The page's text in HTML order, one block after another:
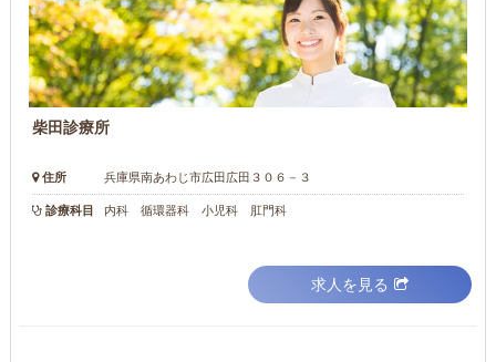
柴田診療所
住所 兵庫県南あわじ市広田広田３０６－３
診療科目 内科 循環器科 小児科 肛門科
求人を見る